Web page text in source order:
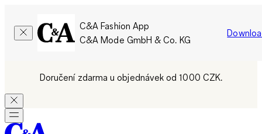
C&A Fashion App
C&A Mode GmbH & Co. KG
Doručení zdarma u objednávek od 1000 CZK.